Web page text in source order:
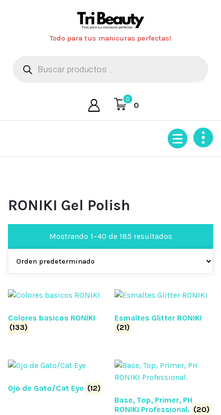
Todo para tus manicuras perfectas!
productos
0
0
RONIKI Gel Polish
Mostrando 1–40 de 185 resultados
Colores basicos RONIKI
(133)
Esmaltes Glitter RONIKI
(21)
Ojo de Gato/Cat Eye (12)
Base, Top, Primer, PH
RONIKI Professional. (20)